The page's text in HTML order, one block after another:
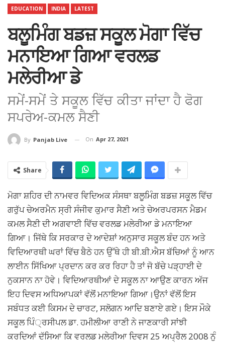
EDUCATION INDIA LATEST
ਬਲੂਮਿੰਗ ਬਡਜ਼ ਸਕੂਲ ਮੋਗਾ ਵਿੱਚ
ਮਨਾਇਆ ਗਿਆ ਵਰਲਡ
ਮਲੇਰੀਆ ਡੇ
ਸਮੇਂ-ਸਮੇਂ ਤੇ ਸਕੂਲ ਵਿੱਚ ਕੀਤਾ ਜਾਂਦਾ ਹੈ ਫੋਗ
ਸਪਰੇਅ-ਕਮਲ ਸੈਣੀ
By Panjab Live On Apr 27, 2021
Share
ਮੋਗਾ ਸ਼ਹਿਰ ਦੀ ਨਾਮਵਰ ਵਿਦਿਅਕ ਸੰਸਥਾ ਬਲੂਮਿੰਗ ਬਡਜ਼ ਸਕੂਲ ਵਿੱਚ
ਗਰੁੱਪ ਚੇਅਰਮੈਨ ਸ੍ਰੀ ਸੰਜੀਵ ਕੁਮਾਰ ਸੈਣੀ ਅਤੇ ਚੇਅਰਪਰਸਨ ਮੈਡਮ
ਕਮਲ ਸੈਣੀ ਦੀ ਅਗਵਾਈ ਵਿੱਚ ਵਰਲਡ ਮਲੇਰੀਆ ਡੇ ਮਨਾਇਆ
ਗਿਆ। ਜਿੱਥੇ ਕਿ ਸਰਕਾਰ ਦੇ ਆਦੇਸ਼ਾਂ ਅਨੁਸਾਰ ਸਕੂਲ ਬੰਦ ਹਨ ਅਤੇ
ਵਿਦਿਆਰਥੀ ਘਰਾਂ ਵਿੱਚ ਬੈਠੇ ਹਨ ਉੱਥੇ ਹੀ ਬੀ.ਬੀ.ਐਸ ਬੱਚਿਆਂ ਨੂੰ ਆਨ
ਲਾਈਨ ਸਿੱਖਿਆ ਪ੍ਰਦਾਨ ਕਰ ਕਰ ਰਿਹਾ ਹੈ ਤਾਂ ਜੋ ਬੱਚੇ ਪੜ੍ਹਾਈ ਦੇ
ਨੁਕਸਾਨ ਨਾ ਹੋਵੇ। ਵਿਦਿਆਰਥੀਆਂ ਦੇ ਸਕੂਲ ਨਾ ਆਉਣ ਕਾਰਨ ਅੱਜ
ਇਹ ਦਿਵਸ ਅਧਿਆਪਕਾਂ ਵੱਲੋਂ ਮਨਾਇਆ ਗਿਆ।ਉਨਾਂ ਵੱਲੋਂ ਇਸ
ਸਬੰਧਤ ਕਈ ਕਿਸਮ ਦੇ ਚਾਰਟ, ਸਲੋਗਨ ਆਦਿ ਬਣਾਏ ਗਏ। ਇਸ ਮੌਕੇ
ਸਕੂਲ ਪਿੰ੍ਰਸੀਪਲ ਡਾ. ਹਮੀਲੀਆ ਰਾਣੀ ਨੇ ਜਾਣਕਾਰੀ ਸਾਂਝੀ
ਕਰਦਿਆਂ ਦੱਸਿਆ ਕਿ ਵਰਲਡ ਮਲੇਰੀਆ ਦਿਵਸ 25 ਅਪ੍ਰੈਲ 2008 ਨੁੰ